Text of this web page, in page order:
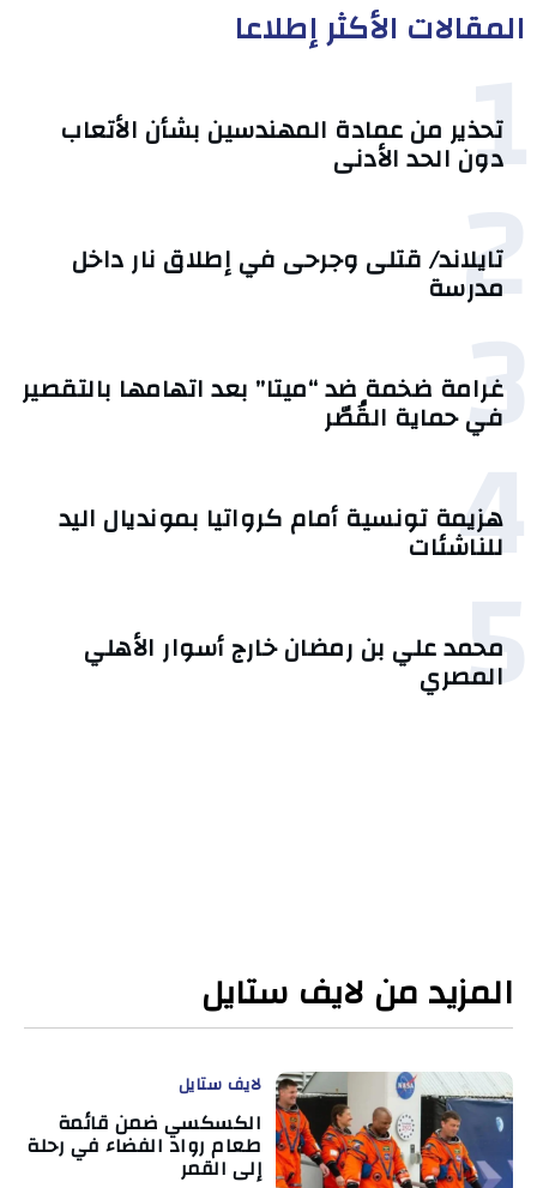
المقالات الأكثر إطلاعا
1
تحذير من عمادة المهندسين بشأن الأتعاب
دون الحد الأدنى
2
تايلاند/ قتلى وجرحى في إطلاق نار داخل
مدرسة
3
غرامة ضخمة ضد “ميتا” بعد اتهامها بالتقصير
في حماية القُصّر
4
هزيمة تونسية أمام كرواتيا بمونديال اليد
للناشئات
5
محمد علي بن رمضان خارج أسوار الأهلي
المصري
المزيد من لايف ستايل
لايف ستايل
الكسكسي ضمن قائمة
طعام رواد الفضاء في رحلة
إلى القمر